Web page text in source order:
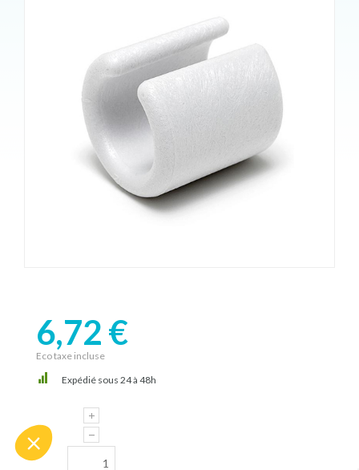
6,72 €
Eco taxe incluse
Expédié sous 24 à 48h